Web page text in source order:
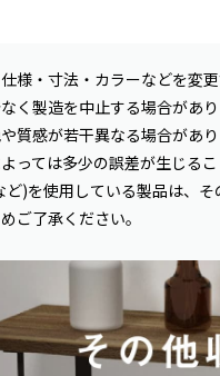
様・寸法・カラーなどを変
く製造を中止する場合があ
質感が若干異なる場合があ
っては多少の誤差が生じる
ど)を使用している製品は、
ご了承ください。